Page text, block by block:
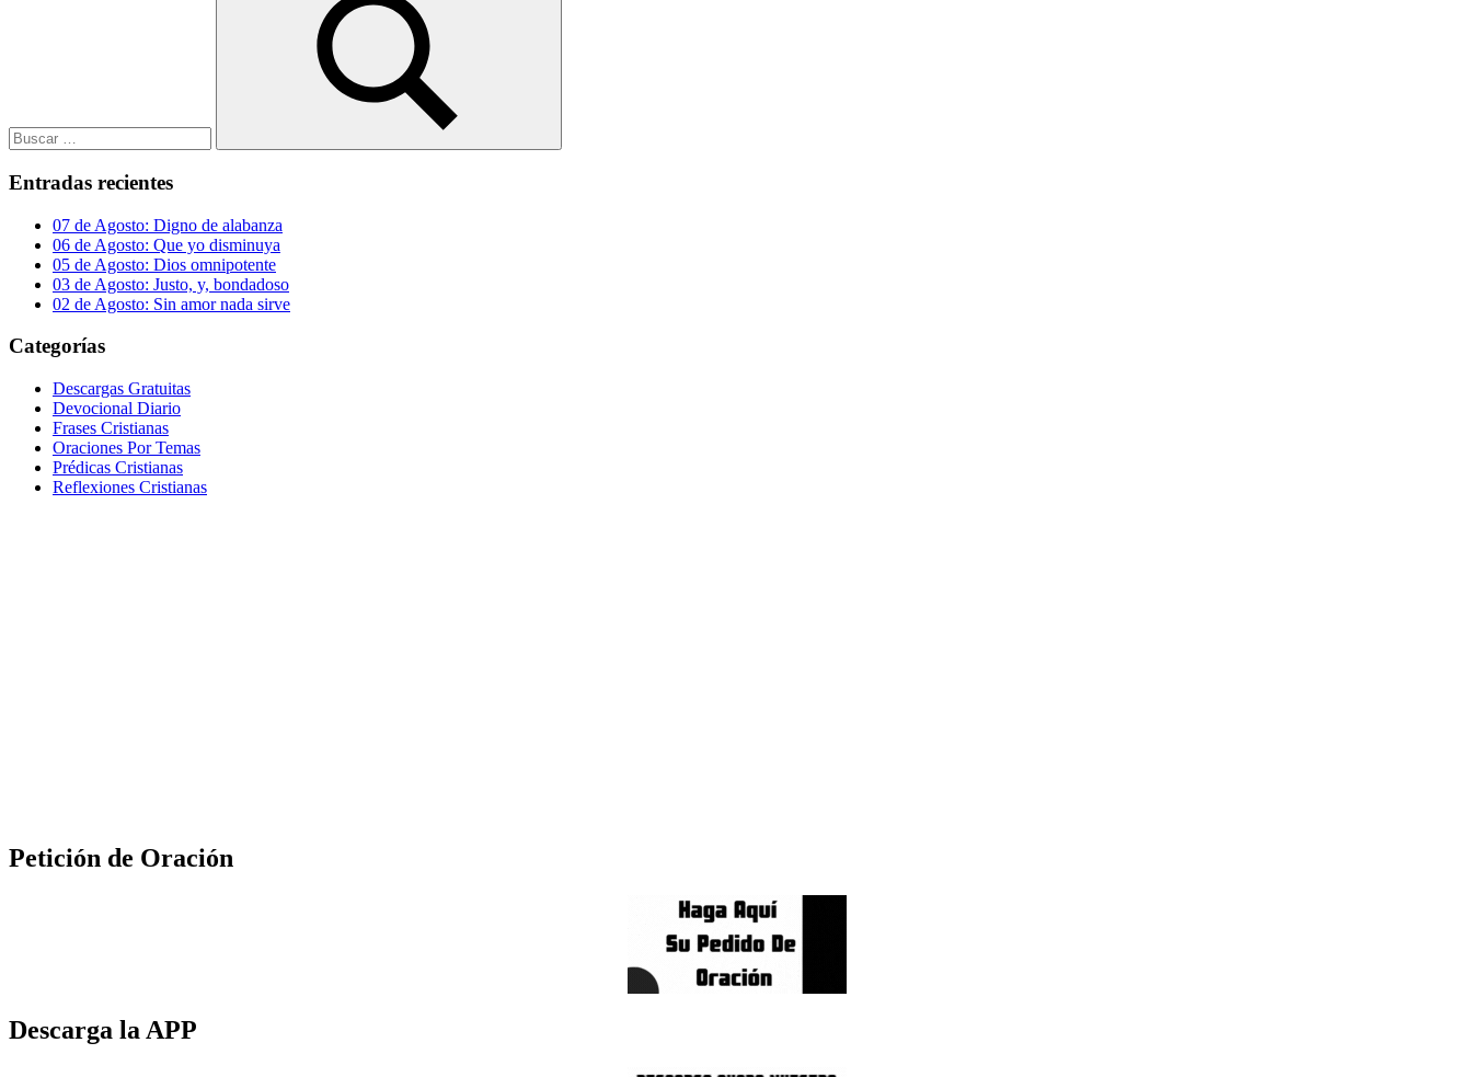
Buscar
Entradas recientes
07 de Agosto: Digno de alabanza
06 de Agosto: Que yo disminuya
05 de Agosto: Dios omnipotente
03 de Agosto: Justo, y, bondadoso
02 de Agosto: Sin amor nada sirve
Categorías
Descargas Gratuitas
Devocional Diario
Frases Cristianas
Oraciones Por Temas
Prédicas Cristianas
Reflexiones Cristianas
Petición de Oración
Descarga la APP